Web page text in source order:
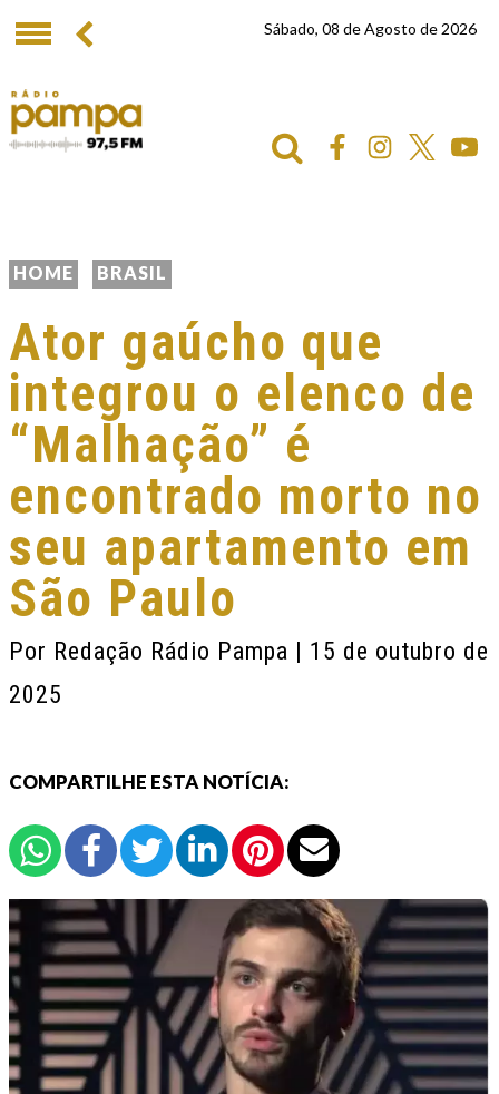
Sábado, 08 de Agosto de 2026
HOME BRASIL
Ator gaúcho que
integrou o elenco de
“Malhação” é
encontrado morto no
seu apartamento em
São Paulo
Por Redação Rádio Pampa | 15 de outubro de
2025
COMPARTILHE ESTA NOTÍCIA: